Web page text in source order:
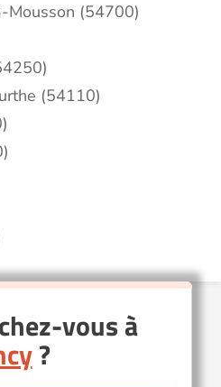
(54700)
(54110)
vous à
?